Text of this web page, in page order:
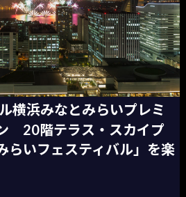
横浜みなとみらいプレミ
20階テラス・スカイプ
らいフェスティバル」を楽